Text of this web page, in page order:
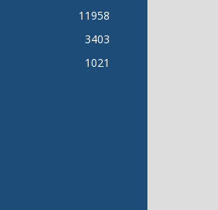
11958
3403
1021